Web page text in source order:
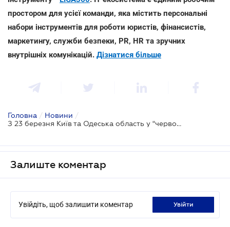
простором для усієї команди, яка містить персональні
набори інструментів для роботи юристів, фінансистів,
маркетингу, служби безпеки, PR, HR та зручних
внутрішніх комунікацій. Дізнатися більше
Головна / Новини /
З 23 березня Київ та Одеська область у "червоній" зоні: що це означає
Залиште коментар
Увійдіть, щоб залишити коментар увійти